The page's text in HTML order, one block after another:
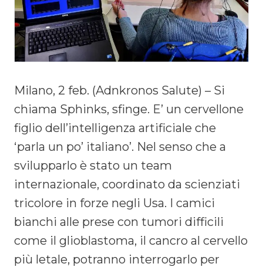
Milano, 2 feb. (Adnkronos Salute) – Si
chiama Sphinks, sfinge. E’ un cervellone
figlio dell’intelligenza artificiale che
‘parla un po’ italiano’. Nel senso che a
svilupparlo è stato un team
internazionale, coordinato da scienziati
tricolore in forze negli Usa. I camici
bianchi alle prese con tumori difficili
come il glioblastoma, il cancro al cervello
più letale, potranno interrogarlo per